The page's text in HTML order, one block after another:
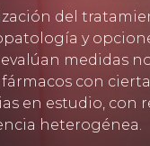
del
y
medidas
con
en estudio, con
heterogénea.